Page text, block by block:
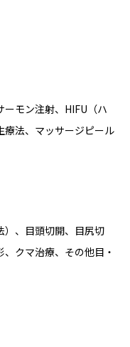
ーモン注射、HIFU（ハ
療法、マッサージピール
）、目頭切開、目尻切
クマ治療、その他目・